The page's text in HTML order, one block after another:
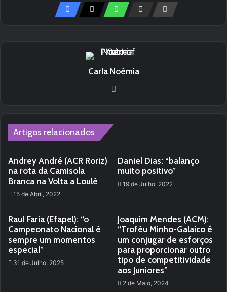
Carla Noémia
Artigos relacionados
Andrey André (ACR Roriz)
na rota da Camisola
Branca na Volta a Loulé
15 de Abril, 2022
Daniel Dias: “balanço
muito positivo”
19 de Julho, 2022
Raul Faria (Efapel): “o
Campeonato Nacional é
sempre um momentos
especial”
31 de Julho, 2025
Joaquim Mendes (ACM):
“Troféu Minho-Galaico é
um conjugar de esforços
para proporcionar outro
tipo de competitividade
aos Juniores”
2 de Maio, 2024